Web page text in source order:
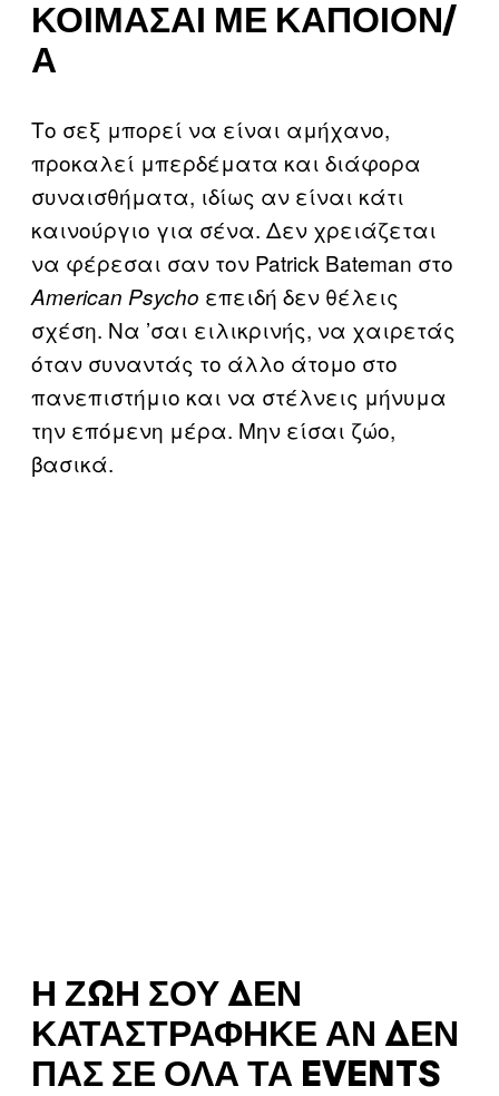
ΚΟΙΜΆΣΑΙ ΜΕ ΚΆΠΟΙΟΝ/
Α
Το σεξ μπορεί να είναι αμήχανο,
προκαλεί μπερδέματα και διάφορα
συναισθήματα, ιδίως αν είναι κάτι
καινούργιο για σένα. Δεν χρειάζεται
να φέρεσαι σαν τον Patrick Bateman στο
American Psycho επειδή δεν θέλεις
σχέση. Να ’σαι ειλικρινής, να χαιρετάς
όταν συναντάς το άλλο άτομο στο
πανεπιστήμιο και να στέλνεις μήνυμα
την επόμενη μέρα. Μην είσαι ζώο,
βασικά.
Η ΖΩΉ ΣΟΥ ΔΕΝ
ΚΑΤΑΣΤΡΆΦΗΚΕ ΑΝ ΔΕΝ
ΠΑΣ ΣΕ ΌΛΑ ΤΑ EVENTS